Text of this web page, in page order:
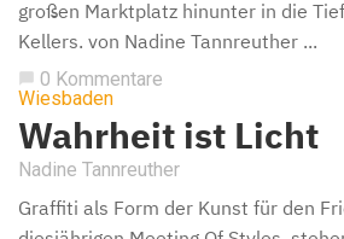
großen Marktplatz hinunter in die
Kellers. von Nadine Tannreuther ...
chat_bubble 0 Kommentare
Wiesbaden
Wahrheit ist Licht
Nadine Tannreuther
Graffiti als Form der Kunst für den